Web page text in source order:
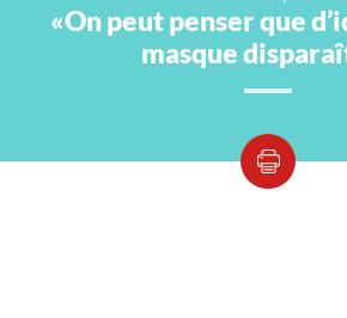
«On peut penser que
masque